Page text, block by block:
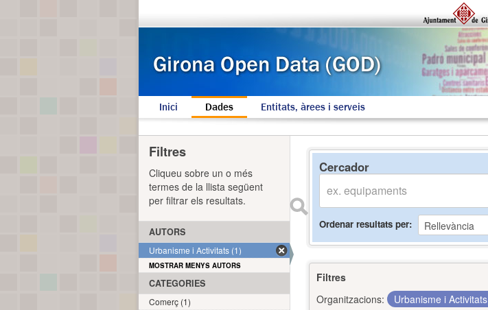
Inici Dades Entitats, àrees i serveis
Cercador
Ordenar resultats per
Filtres
Organitzacions:
Urbanisme i Activitats
Filtres
Cliqueu sobre un o més
termes de la llista següent
per filtrar els resultats.
AUTORS
Urbanisme i Activitats (1)
MOSTRAR MENYS AUTORS
CATEGORIES
Comerç (1)